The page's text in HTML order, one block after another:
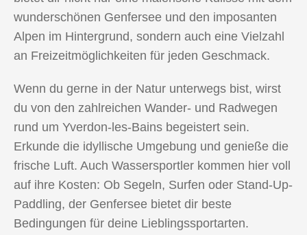
wunderschönen Genfersee und den imposanten
Alpen im Hintergrund, sondern auch eine Vielzahl
an Freizeitmöglichkeiten für jeden Geschmack.
Wenn du gerne in der Natur unterwegs bist, wirst
du von den zahlreichen Wander- und Radwegen
rund um Yverdon-les-Bains begeistert sein.
Erkunde die idyllische Umgebung und genieße die
frische Luft. Auch Wassersportler kommen hier voll
auf ihre Kosten: Ob Segeln, Surfen oder Stand-Up-
Paddling, der Genfersee bietet dir beste
Bedingungen für deine Lieblingssportarten.